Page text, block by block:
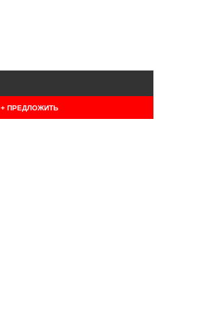
+ ПРЕДЛОЖИТЬ